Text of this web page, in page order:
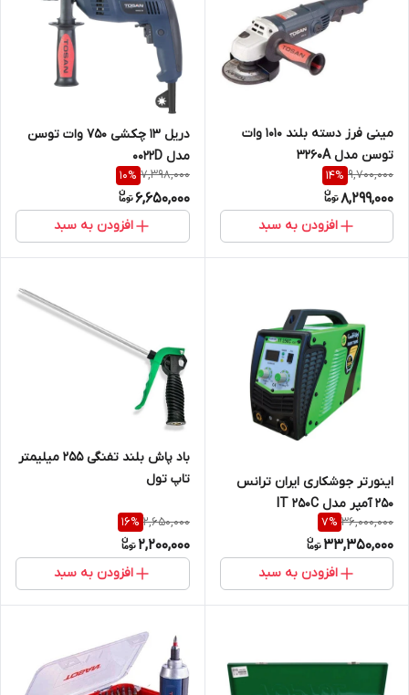
مینی فرز دسته بلند 1010 وات
توسن مدل 3260A
9,700,000
14%
8,299,000
افزودن به سبد
دریل 13 چکشی 750 وات توسن
مدل 0022D
7,398,000
10%
6,650,000
افزودن به سبد
اینورتر جوشکاری ایران ترانس
250 آمپر مدل IT 250C
36,000,000
7%
33,350,000
افزودن به سبد
باد پاش بلند تفنگی 255 میلیمتر
تاپ تول
2,650,000
16%
2,200,000
افزودن به سبد